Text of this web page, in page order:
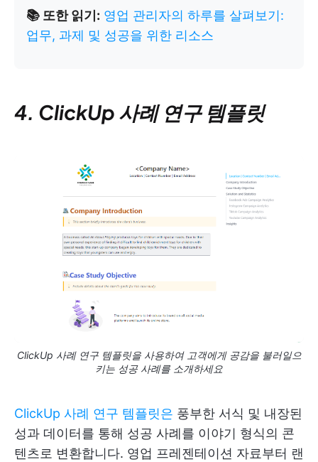
📚 또한 읽기: 영업 관리자의 하루를 살펴보기:
업무, 과제 및 성공을 위한 리소스
4. ClickUp 사례 연구 템플릿
ClickUp 사례 연구 템플릿을 사용하여 고객에게 공감을 불러일으
키는 성공 사례를 소개하세요
ClickUp 사례 연구 템플릿은 풍부한 서식 및 내장된
성과 데이터를 통해 성공 사례를 이야기 형식의 콘
텐츠로 변환합니다. 영업 프레젠테이션 자료부터 랜